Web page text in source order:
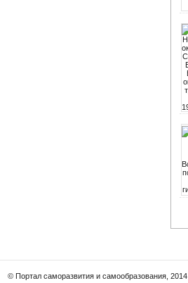
© Портал саморазвития и самообразования, 2014